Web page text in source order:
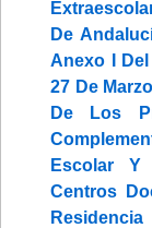
De
Anexo I
27 De
De Los
Escolar Y
Centros